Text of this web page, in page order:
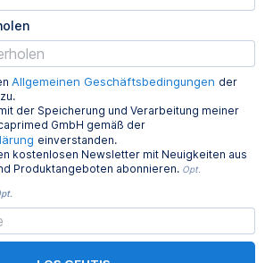
Allgemeinen Geschäftsbedingungen der
der Speicherung und Verarbeitung meiner
GmbH gemäß der
einverstanden.
kostenlosen Newsletter mit Neuigkeiten aus
Produktangeboten abonnieren. Opt.